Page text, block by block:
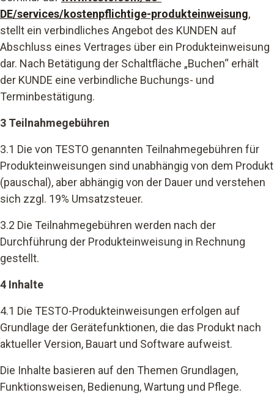
DE/services/kostenpflichtige-produkteinweisung,
stellt ein verbindliches Angebot des KUNDEN auf
Abschluss eines Vertrages über ein Produkteinweisung
dar. Nach Betätigung der Schaltfläche „Buchen“ erhält
der KUNDE eine verbindliche Buchungs- und
Terminbestätigung.
3 Teilnahmegebühren
3.1 Die von TESTO genannten Teilnahmegebühren für
Produkteinweisungen sind unabhängig von dem Produkt
(pauschal), aber abhängig von der Dauer und verstehen
sich zzgl. 19% Umsatzsteuer.
3.2 Die Teilnahmegebühren werden nach der
Durchführung der Produkteinweisung in Rechnung
gestellt.
4 Inhalte
4.1 Die TESTO-Produkteinweisungen erfolgen auf
Grundlage der Gerätefunktionen, die das Produkt nach
aktueller Version, Bauart und Software aufweist.
Die Inhalte basieren auf den Themen Grundlagen,
Funktionsweisen, Bedienung, Wartung und Pflege.